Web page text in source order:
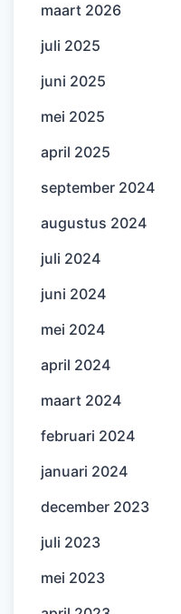
maart 2026
juli 2025
juni 2025
mei 2025
april 2025
september 2024
augustus 2024
juli 2024
juni 2024
mei 2024
april 2024
maart 2024
februari 2024
januari 2024
december 2023
juli 2023
mei 2023